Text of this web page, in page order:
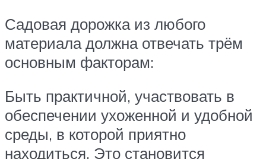
Садовая дорожка из любого
материала должна отвечать трём
основным факторам:
Быть практичной, участвовать в
обеспечении ухоженной и удобной
среды, в которой приятно
находиться. Это становится